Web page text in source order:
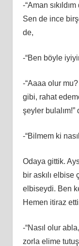
-“Aman
Sen de ince
de,
-“Ben böyle
-“Aaaa olur
gibi, rahat
şeyler bulalım!”
-“Bilmem ki
Odaya gittik.
bir askılı elbise
elbiseydi. Ben
Hemen itiraz
-“Nasıl olur
zorla elime